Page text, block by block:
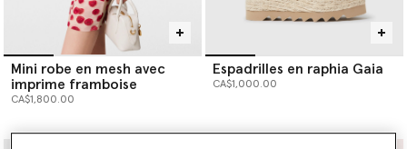
Mini robe en mesh avec
imprime framboise
CA$1,800.00
Espadrilles en raphia Gaia
CA$1,000.00